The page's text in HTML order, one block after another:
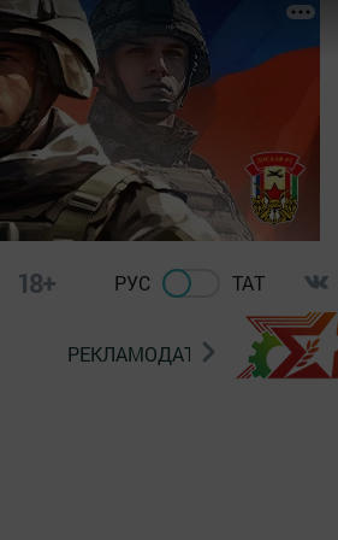
18+ РУС ТАТ
РЕКЛАМОДАТЕЛЯМ